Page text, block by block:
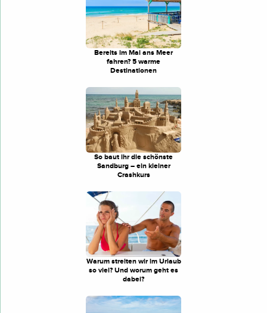
Bereits im Mai ans Meer
fahren? 5 warme
Destinationen
So baut ihr die schönste
Sandburg – ein kleiner
Crashkurs
Warum streiten wir im Urlaub
so viel? Und worum geht es
dabei?